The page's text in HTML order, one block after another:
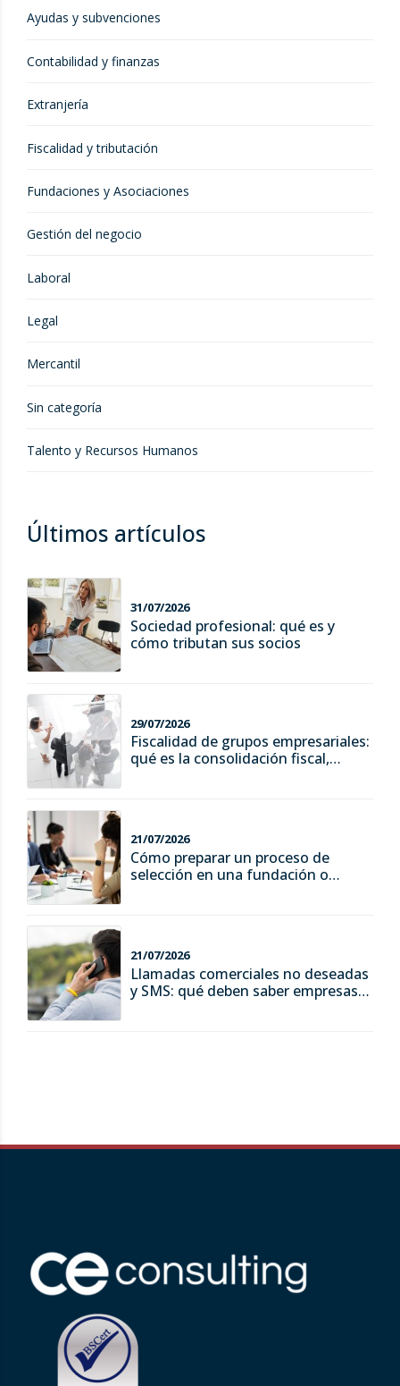
Ayudas y subvenciones
Contabilidad y finanzas
Extranjería
Fiscalidad y tributación
Fundaciones y Asociaciones
Gestión del negocio
Laboral
Legal
Mercantil
Sin categoría
Talento y Recursos Humanos
Últimos artículos
31/07/2026
Sociedad profesional: qué es y
cómo tributan sus socios
29/07/2026
Fiscalidad de grupos empresariales:
qué es la consolidación fiscal,
21/07/2026
Cómo preparar un proceso de
selección en una fundación o
21/07/2026
Llamadas comerciales no deseadas
y SMS: qué deben saber empresas y